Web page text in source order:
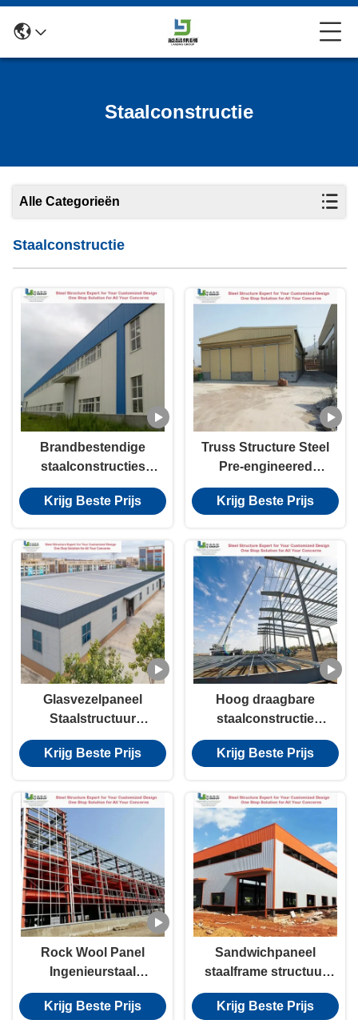
Staalconstructie
Alle Categorieën
Staalconstructie
Brandbestendige
staalconstructies
Streng onderzoek
Precisie vervaardiging
Krijg Beste Prijs
Truss Structure Steel
Pre-engineered
Buildings PVC Venster
Roll Up Door
Krijg Beste Prijs
Glasvezelpaneel
Staalstructuur
Gebouwstructuur
Winddicht Anti-
Krijg Beste Prijs
Hoog draagbare
staalconstructie
Gebouw Grafisch
ontwerp Voorgeverfd
Krijg Beste Prijs
Rock Wool Panel
Ingenieurstaal
Structuren Lichte
structuur CE
Krijg Beste Prijs
Sandwichpaneel
staalframe structuur
anti-corrosie staal
gespannen verbinding
Krijg Beste Prijs